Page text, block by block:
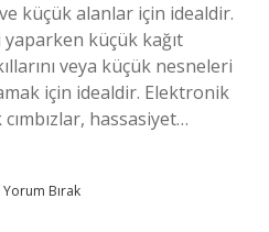
küçük alanlar için idealdir.
yaparken küçük kağıt
veya küçük nesneleri
için idealdir. Elektronik
hassasiyet…
Yorum Bırak